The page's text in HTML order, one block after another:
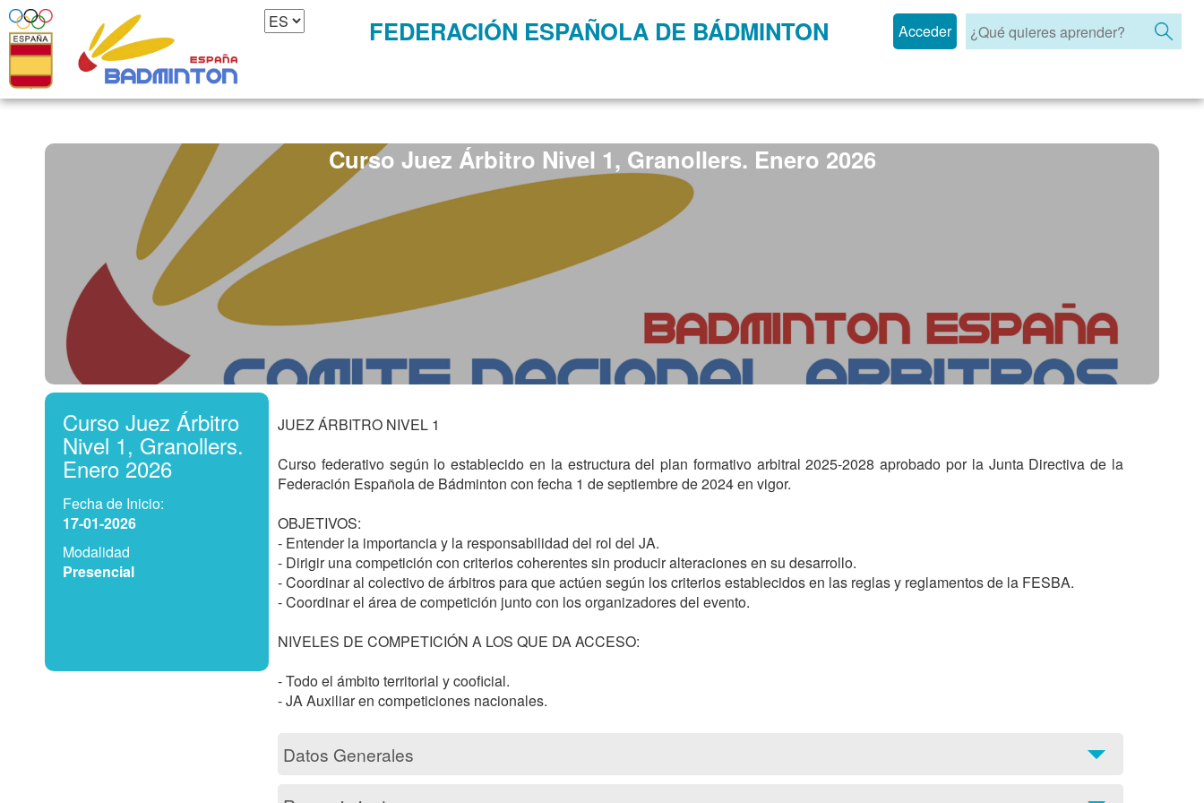
Acceder
FEDERACIÓN ESPAÑOLA DE BÁDMINTON
Curso Juez Árbitro Nivel 1, Granollers. Enero 2026
Curso Juez Árbitro
Nivel 1, Granollers.
Enero 2026
Fecha de Inicio:
17-01-2026
Modalidad
Presencial
JUEZ ÁRBITRO NIVEL 1
Curso federativo según lo establecido en la estructura del plan formativo arbitral 2025-2028 aprobado por la Junta Directiva de la
Federación Española de Bádminton con fecha 1 de septiembre de 2024 en vigor.
OBJETIVOS:
- Entender la importancia y la responsabilidad del rol del JA.
- Dirigir una competición con criterios coherentes sin producir alteraciones en su desarrollo.
- Coordinar al colectivo de árbitros para que actúen según los criterios establecidos en las reglas y reglamentos de la FESBA.
- Coordinar el área de competición junto con los organizadores del evento.
NIVELES DE COMPETICIÓN A LOS QUE DA ACCESO:
- Todo el ámbito territorial y cooficial.
Datos Generales